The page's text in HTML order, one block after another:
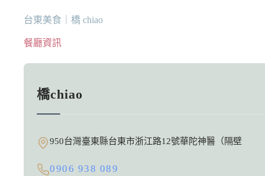
台東美食｜橋 chiao
餐廳資訊
橋chiao
950台灣臺東縣台東市浙江路12號華陀神醫（隔壁
0906 938 089